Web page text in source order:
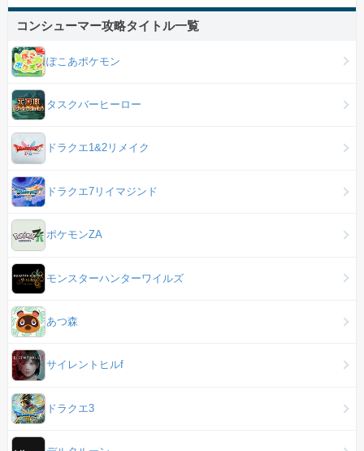
コンシューマー攻略タイトル一覧
ぽこあポケモン
タスクバーヒーロー
ドラクエ1&2リメイク
ドラクエ7リイマジンド
ポケモンZA
モンスターハンターワイルズ
あつ森
サイレントヒルf
ドラクエ3